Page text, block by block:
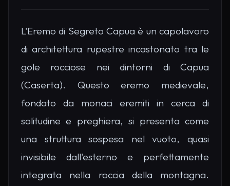
L'Eremo di Segreto Capua è un capolavoro
di architettura rupestre incastonato tra le
gole rocciose nei dintorni di Capua
(Caserta). Questo eremo medievale,
fondato da monaci eremiti in cerca di
solitudine e preghiera, si presenta come
una struttura sospesa nel vuoto, quasi
invisibile dall'esterno e perfettamente
integrata nella roccia della montagna.